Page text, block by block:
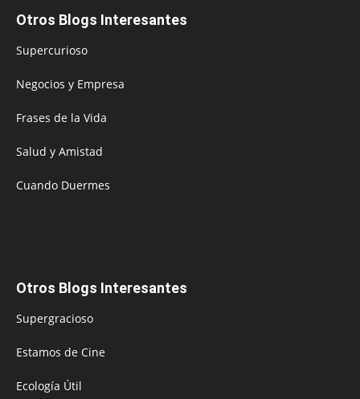
Otros Blogs Interesantes
Supercurioso
Negocios y Empresa
Frases de la Vida
Salud y Amistad
Cuando Duermes
Otros Blogs Interesantes
Supergracioso
Estamos de Cine
Ecología Útil